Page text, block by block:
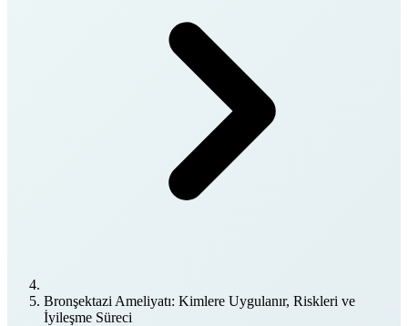
Bronşektazi Ameliyatı: Kimlere Uygulanır, Riskleri ve
İyileşme Süreci